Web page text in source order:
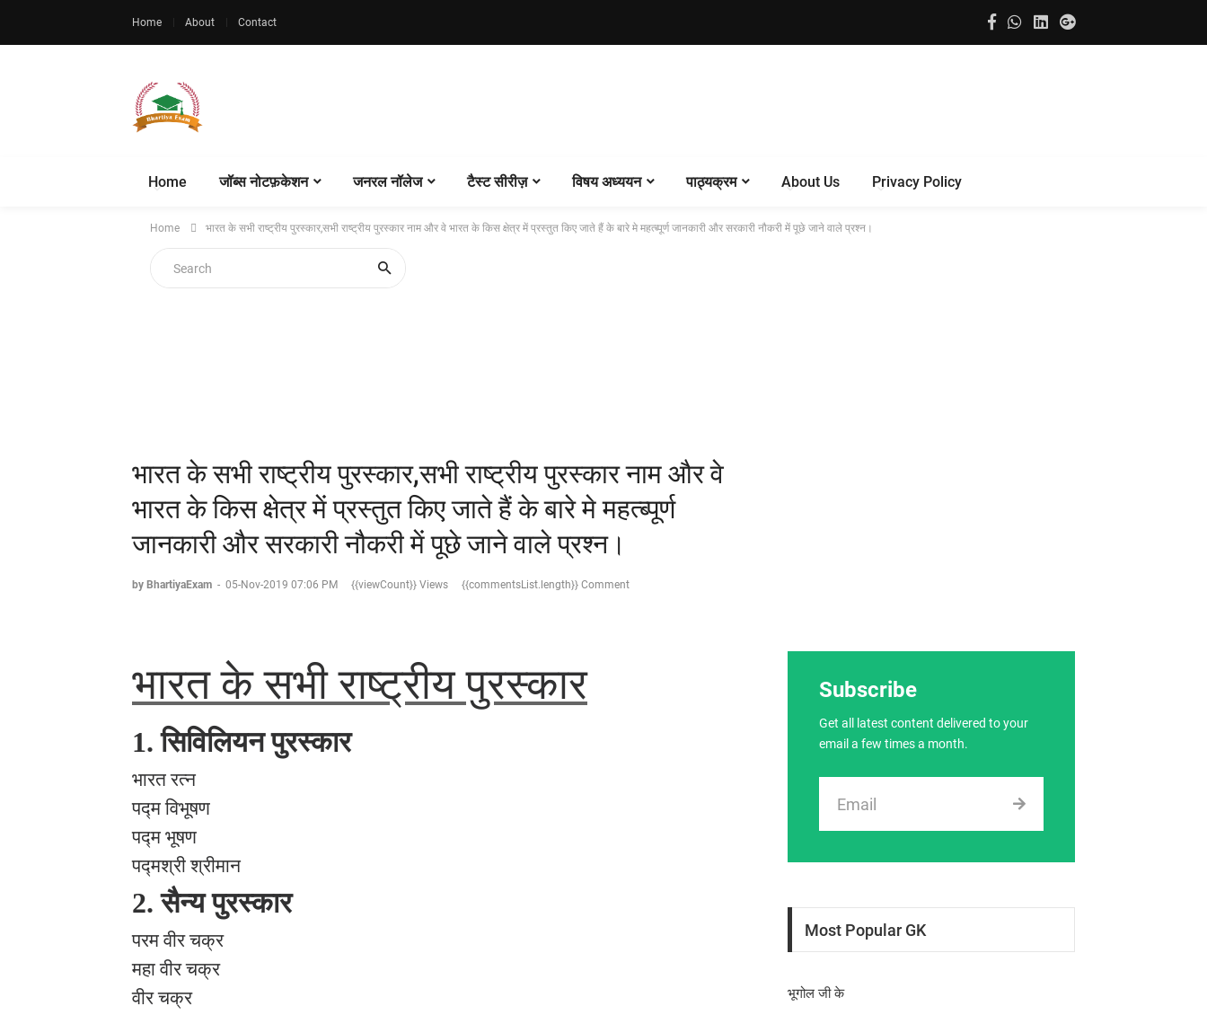
Home About Contact
Home जॉब्स नोटफ़केशन जनरल नॉलेज टैस्ट सीरीज़ विषय अध्ययन पाठ्यक्रम About Us Privacy Policy
Home भारत के सभी राष्ट्रीय पुरस्कार,सभी राष्ट्रीय पुरस्कार नाम और वे भारत के किस क्षेत्र में प्रस्तुत किए जाते हैं के बारे मे महत्ब्पूर्ण जानकारी और सरकारी नौकरी में पूछे जाने वाले प्रश्न।
भारत के सभी राष्ट्रीय पुरस्कार,सभी राष्ट्रीय पुरस्कार नाम और वे
भारत के किस क्षेत्र में प्रस्तुत किए जाते हैं के बारे मे महत्ब्पूर्ण
जानकारी और सरकारी नौकरी में पूछे जाने वाले प्रश्न।
by BhartiyaExam - 05-Nov-2019 07:06 PM {{viewCount}} Views {{commentsList.length}} Comment
भारत के सभी राष्ट्रीय पुरस्कार
1.सिविलियन पुरस्कार
भारत रत्न
पद्म विभूषण
पद्म भूषण
पद्मश्री श्रीमान
2.सैन्य पुरस्कार
परम वीर चक्र
महा वीर चक्र
वीर चक्र
Subscribe
Get all latest content delivered to your
email a few times a month.
Most Popular GK
भूगोल जी के